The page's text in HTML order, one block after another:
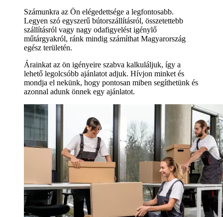
Számunkra az Ön elégedettsége a legfontosabb.
Legyen szó egyszerű bútorszállításról, összetettebb
szállításról vagy nagy odafigyelést igénylő
műtárgyakról, ránk mindig számíthat Magyarország
egész területén.
Árainkat az ön igényeire szabva kalkuláljuk, így a
lehető legolcsóbb ajánlatot adjuk. Hívjon minket és
mondja el nekünk, hogy pontosan miben segíthetünk és
azonnal adunk önnek egy ajánlatot.